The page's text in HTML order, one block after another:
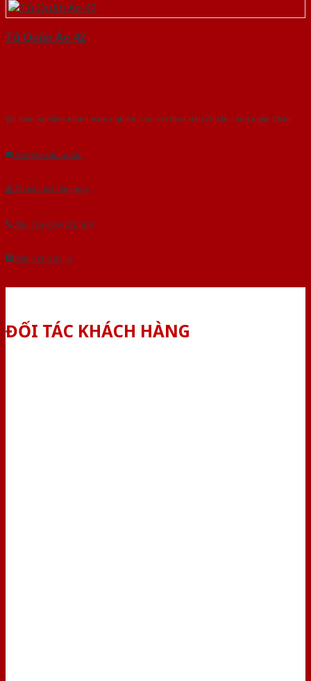
Tủ Quần Áo 42
Với kinh nghiệm nhiêu năm nghiên cứu cửa theo tiêu chuẩn công nghệ Châu
Gửi yêu cầu tư vấn
Tải báo giá tổng hợp
Yêu cầu gọi lại (3 phút)
Dành cho đại lý
ĐỐI TÁC KHÁCH HÀNG